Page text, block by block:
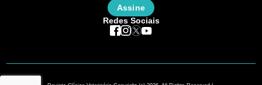
Assine
Redes Sociais